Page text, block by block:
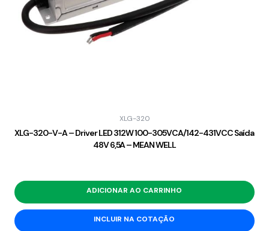
XLG-320
XLG-320-V-A – Driver LED 312W 100-305VCA/142-431VCC Saída
48V 6,5A – MEAN WELL
ADICIONAR AO CARRINHO
INCLUIR NA COTAÇÃO